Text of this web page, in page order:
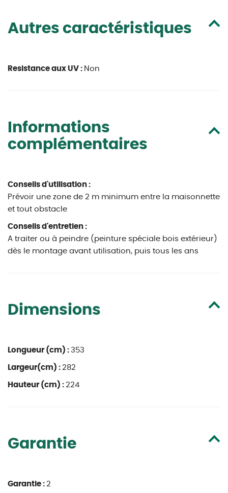
Autres caractéristiques
Resistance aux UV : Non
Informations
complémentaires
Conseils d'utilisation :
Prévoir une zone de 2 m minimum entre la maisonnette
et tout obstacle
Conseils d'entretien :
A traiter ou à peindre (peinture spéciale bois extérieur)
dès le montage avant utilisation, puis tous les ans
Dimensions
Longueur (cm) : 353
Largeur(cm) : 282
Hauteur (cm) : 224
Garantie
Garantie : 2